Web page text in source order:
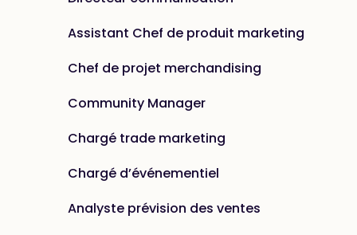
Assistant Chef de produit marketing
Chef de projet merchandising
Community Manager
Chargé trade marketing
Chargé d’événementiel
Analyste prévision des ventes